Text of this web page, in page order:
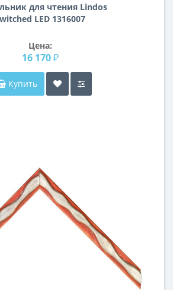
для чтения Lindos
LED 1316007
Цена:
16 170 ₽
Купить